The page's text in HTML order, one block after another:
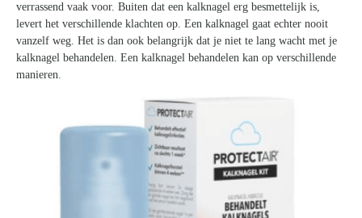
verrassend vaak voor. Buiten dat een kalknagel erg besmettelijk is,
levert het verschillende klachten op. Een kalknagel gaat echter nooit
vanzelf weg. Het is dan ook belangrijk dat je niet te lang wacht met je
kalknagel behandelen. Een kalknagel behandelen kan op verschillende
manieren.